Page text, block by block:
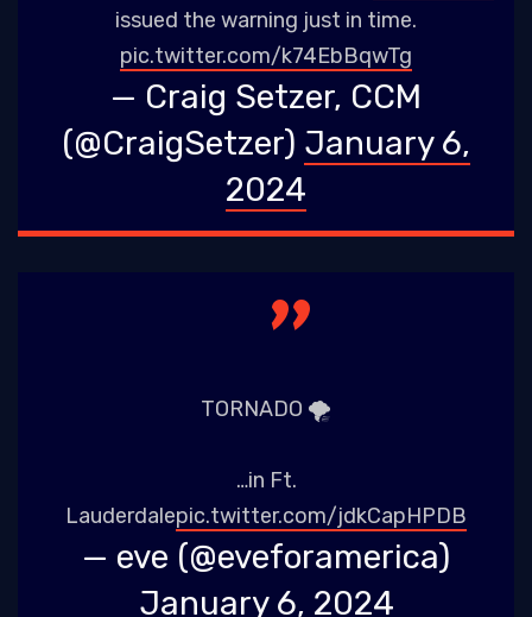
issued the warning just in time.
pic.twitter.com/k74EbBqwTg
— Craig Setzer, CCM
(@CraigSetzer) January 6,
2024
TORNADO 🌪️
…in Ft.
Lauderdalepic.twitter.com/jdkCapHPDB
— eve (@eveforamerica)
January 6, 2024